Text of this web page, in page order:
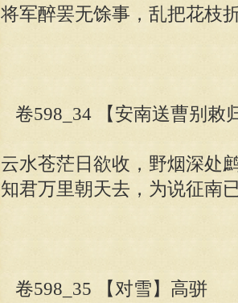
将军醉罢无馀事，乱把花枝
卷598_34 【安南送曹别敕
云水苍茫日欲收，野烟深处
知君万里朝天去，为说征南
卷598_35 【对雪】高骈